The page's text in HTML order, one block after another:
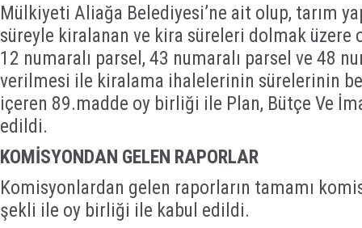
Mülkiyeti Aliağa Belediyesi’ne ait olup, tarım
süreyle kiralanan ve kira süreleri dolmak üzere
12 numaralı parsel, 43 numaralı parsel ve 48
verilmesi ile kiralama ihalelerinin sürelerinin
içeren 89.madde oy birliği ile Plan, Bütçe Ve
edildi.
KOMİSYONDAN GELEN RAPORLAR
Komisyonlardan gelen raporların tamamı
şekli ile oy birliği ile kabul edildi.